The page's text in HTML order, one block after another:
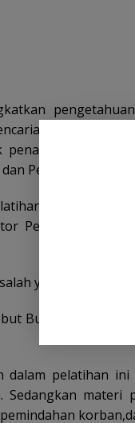
dan
Pertolongan Aceh.
dengan
Pencarian dan
yang ada
Bupati Pidie Jaya
dalam pelatihan
materi